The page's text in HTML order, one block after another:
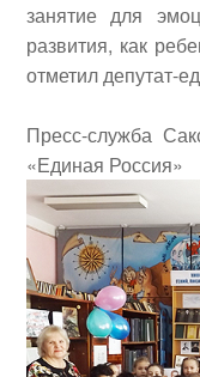
занятие для
развития, как
отметил депутат-
Пресс-служба
«Единая Россия»